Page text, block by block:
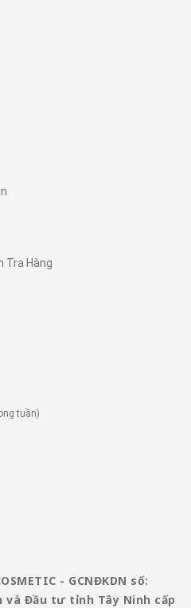
Tra Hàng
tuần)
- GCNĐKDN số:
và Đầu tư tỉnh Tây Ninh cấp